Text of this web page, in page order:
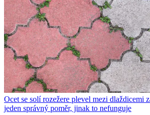
Ocet se solí rozežere plevel mezi dlaždicemi
jeden správný poměr, jinak to nefunguje